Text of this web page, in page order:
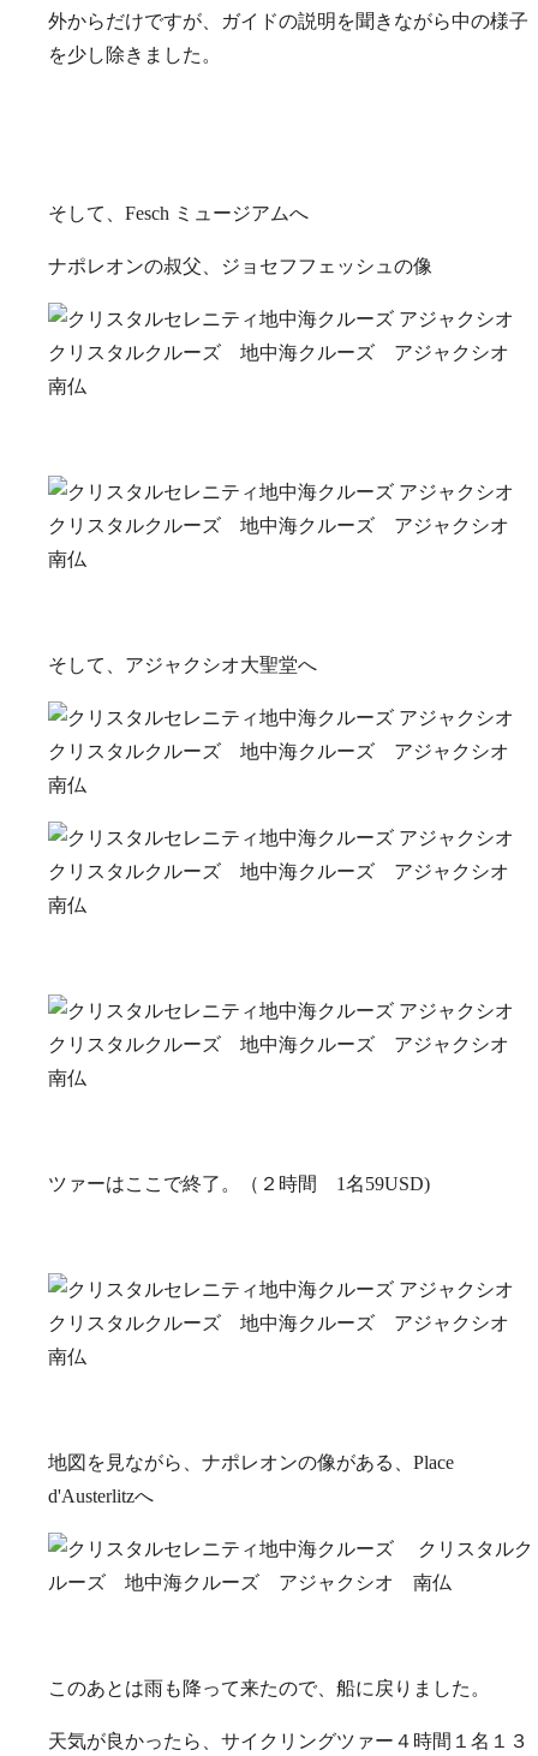
外からだけですが、ガイドの説明を聞きながら中の様子
を少し除きました。
そして、Fesch ミュージアムへ
ナポレオンの叔父、ジョセフフェッシュの像
そして、アジャクシオ大聖堂へ
ツァーはここで終了。（２時間 1名59USD)
地図を見ながら、ナポレオンの像がある、Place
d'Austerlitzへ
このあとは雨も降って来たので、船に戻りました。
天気が良かったら、サイクリングツァー４時間１名１３